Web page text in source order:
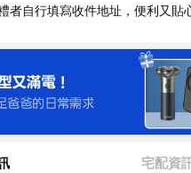
者自行填寫收件地址，便利又貼
宅配資